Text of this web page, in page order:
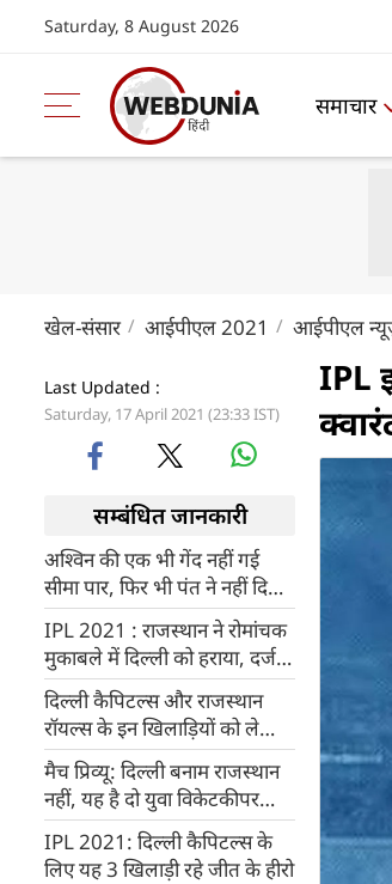
Saturday, 8 August 2026
समाचार
खेल-संसार आईपीएल 2021 आईपीएल
Last Updated :
Saturday, 17 April 2021 (23:33 IST)
सम्बंधित जानकारी
अश्विन की एक भी गेंद नहीं गई
सीमा पार, फिर भी पंत ने नहीं दिया
चौथा ओवर
IPL 2021 : राजस्थान ने रोमांचक
मुकाबले में दिल्ली को हराया, दर्ज
की पहली जीत
दिल्ली कैपिटल्स और राजस्थान
रॉयल्स के इन खिलाड़ियों को ले
सकते हैं फैंटेसी टीम में
मैच प्रिव्यू: दिल्ली बनाम राजस्थान
नहीं, यह है दो युवा विकेटकीपर
कप्तानों की जंग
IPL 2021: दिल्ली कैपिटल्स के
लिए यह 3 खिलाड़ी रहे जीत के हीरो
IPL